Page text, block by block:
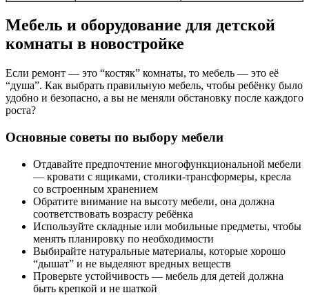
Мебель и оборудование для детской
комнаты в новостройке
Если ремонт — это “костяк” комнаты, то мебель — это её
“душа”. Как выбрать правильную мебель, чтобы ребёнку было
удобно и безопасно, а вы не меняли обстановку после каждого
роста?
Основные советы по выбору мебели
Отдавайте предпочтение многофункциональной мебели
— кровати с ящиками, столики-трансформеры, кресла
со встроенным хранением
Обратите внимание на высоту мебели, она должна
соответствовать возрасту ребёнка
Используйте складные или мобильные предметы, чтобы
менять планировку по необходимости
Выбирайте натуральные материалы, которые хорошо
“дышат” и не выделяют вредных веществ
Проверьте устойчивость — мебель для детей должна
быть крепкой и не шаткой